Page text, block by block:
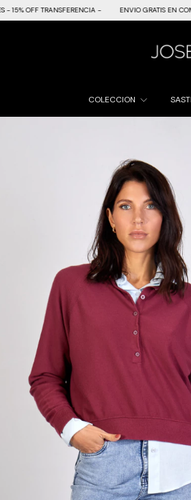
- ENVIO GRATIS EN COMPRAS MAYORES
COLECCION